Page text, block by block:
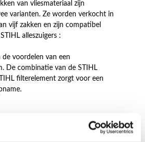
van vliesmateriaal zijn
varianten. Ze worden verkocht in
vijf zakken en zijn compatibel
alleszuigers :
de voordelen van een
De combinatie van de STIHL
filterelement zorgt voor een